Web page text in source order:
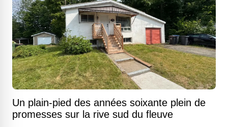
Un plain-pied des années soixante plein de
promesses sur la rive sud du fleuve